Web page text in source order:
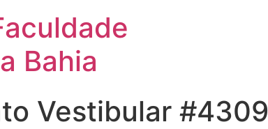
Bahia
Vestibular #4309